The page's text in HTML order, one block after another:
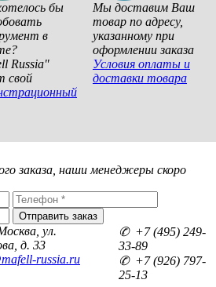
бы
в
Russia"
свой
Мы доставим Ваш
товар по адресу,
указанному при
оформлении заказа
Условия оплаты и
доставки товара
заказа, наши менеджеры скоро
ул.
д. 33
russia.ru
✆ +7 (495) 249-
33-89
✆ +7 (926) 797-
25-13